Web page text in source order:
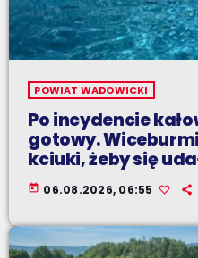
POWIAT WADOWICKI
Po incydencie
gotowy.
kciuki, żeby się
today 06.08.2026, 06:55